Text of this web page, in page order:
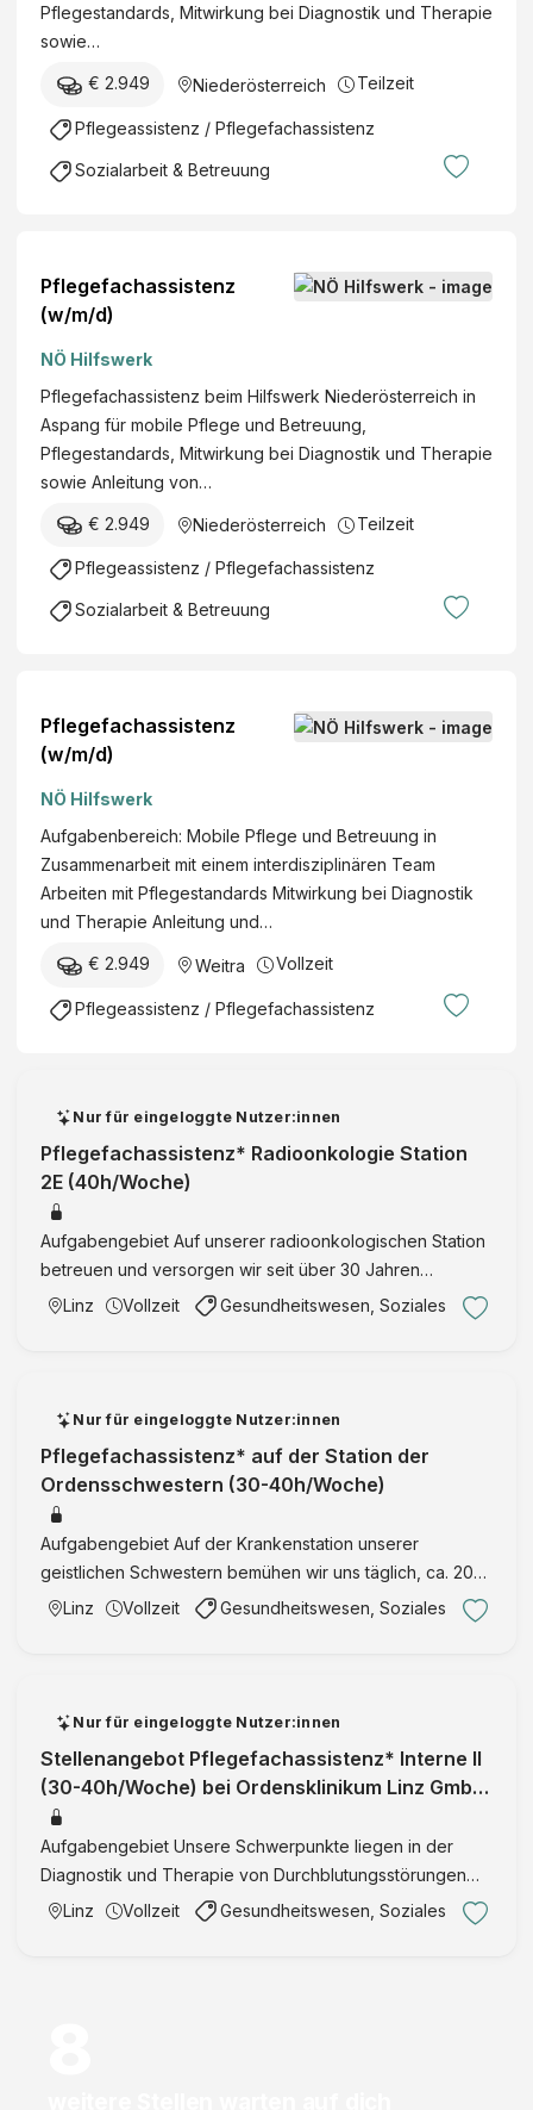
Pflegestandards, Mitwirkung bei Diagnostik und Therapie
sowie…
€ 2.949 Niederösterreich Teilzeit
Pflegeassistenz / Pflegefachassistenz
Sozialarbeit & Betreuung
Pflegefachassistenz
(w/m/d)
NÖ Hilfswerk
Pflegefachassistenz beim Hilfswerk Niederösterreich in
Aspang für mobile Pflege und Betreuung,
Pflegestandards, Mitwirkung bei Diagnostik und Therapie
sowie Anleitung von…
€ 2.949 Niederösterreich Teilzeit
Pflegeassistenz / Pflegefachassistenz
Sozialarbeit & Betreuung
Pflegefachassistenz
(w/m/d)
NÖ Hilfswerk
Aufgabenbereich: Mobile Pflege und Betreuung in
Zusammenarbeit mit einem interdisziplinären Team
Arbeiten mit Pflegestandards Mitwirkung bei Diagnostik
und Therapie Anleitung und…
€ 2.949 Weitra Vollzeit
Pflegeassistenz / Pflegefachassistenz
Nur für eingeloggte Nutzer:innen
Pflegefachassistenz* Radioonkologie Station
2E (40h/Woche)
Aufgabengebiet Auf unserer radioonkologischen Station
betreuen und versorgen wir seit über 30 Jahren
Patient*innen mit Tumorerkrankungen aus den
Linz Vollzeit Gesundheitswesen, Soziales
Nur für eingeloggte Nutzer:innen
Pflegefachassistenz* auf der Station der
Ordensschwestern (30-40h/Woche)
Aufgabengebiet Auf der Krankenstation unserer
geistlichen Schwestern bemühen wir uns täglich, ca. 20
Ordensfrauen pflegerisch auf hohem Niveau zu
Linz Vollzeit Gesundheitswesen, Soziales
Nur für eingeloggte Nutzer:innen
Stellenangebot Pflegefachassistenz* Interne II
(30-40h/Woche) bei Ordensklinikum Linz GmbH
Barmherzige Schwestern
Aufgabengebiet Unsere Schwerpunkte liegen in der
Diagnostik und Therapie von Durchblutungsstörungen
mittels Herzkatheter, in der Abklärung und Behandlung
Linz Vollzeit Gesundheitswesen, Soziales